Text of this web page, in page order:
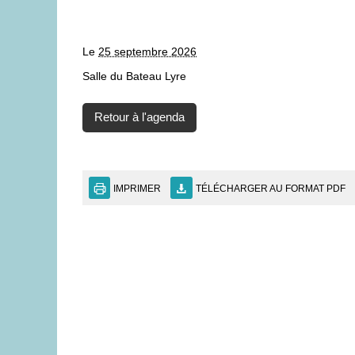
Le 25 septembre 2026
Salle du Bateau Lyre
Retour à l'agenda
IMPRIMER TÉLÉCHARGER AU FORMAT PDF